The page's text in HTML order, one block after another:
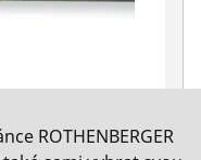
pro plastové
ROTHENBERGER